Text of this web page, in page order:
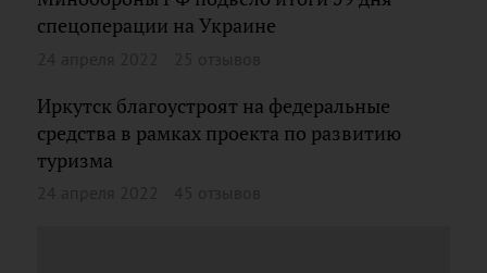
спецоперации на Украине
Иркутск благоустроят на федеральные
средства в рамках проекта по развитию
туризма